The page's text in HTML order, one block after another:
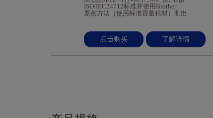
ISO/IEC24712标准并使用Brother
原创方法（使用标准容量耗材）测出
点击购买 了解详情